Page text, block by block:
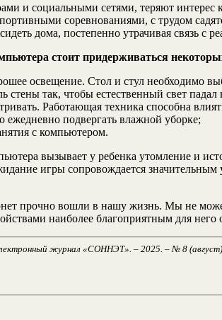
и социальными сетями, теряют интерес
соревнованиями, с трудом
дома, постепенно утрачивая связь с
стоит придерживаться
освещение. Стол и стул необходимо
стены так, чтобы естественный свет
Работающая техника способна
ежедневно подвергать влажной уборке;
с компьютером.
вызывает у ребенка утомление и
игры сопровождается
прочно вошли в нашу жизнь. Мы не
наиболее благоприятным для него
журнал «СОННЭТ». – 2025. – № 8